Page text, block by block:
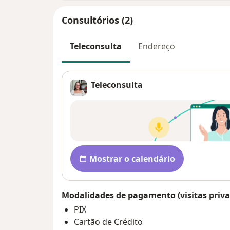
Consultórios (2)
Teleconsulta Endereço
Teleconsulta
Disponibilidade
Mostrar o calendário
Modalidades de pagamento (visitas
PIX
Cartão de Crédito